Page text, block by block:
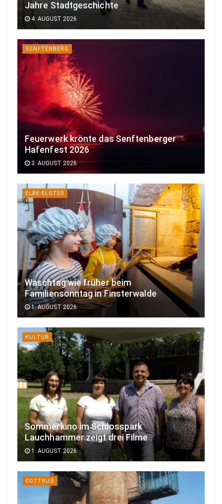
Jahre Stadtgeschichte
4. AUGUST 2026
SENFTENBERG
Feuerwerk krönte das Senftenberger
Hafenfest 2026
3. AUGUST 2026
ELBE-ELSTER
Waschtag wie früher beim
Familiensonntag in Finsterwalde
1. AUGUST 2026
KULTUR
Sommerkino im Schlosspark
Lauchhammer zeigt drei Filme
1. AUGUST 2026
COTTBUS